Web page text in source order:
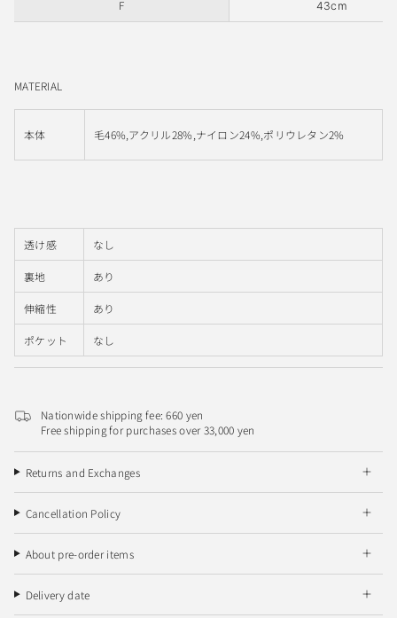
F 43cm
MATERIAL
本体 毛46%,アクリル28%,ナイロン24%,ポリウレタン2%
透け感 なし
裏地 あり
伸縮性 あり
ポケット なし
Nationwide shipping fee: 660 yen
Free shipping for purchases over 33,000 yen
Returns and Exchanges
Cancellation Policy
About pre-order items
Delivery date